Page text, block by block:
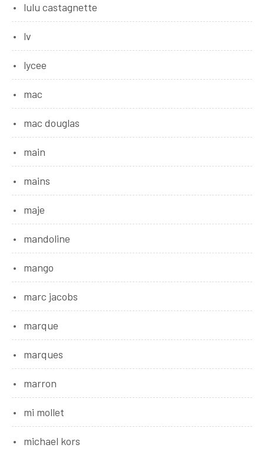
lulu castagnette
lv
lycee
mac
mac douglas
main
mains
maje
mandoline
mango
marc jacobs
marque
marques
marron
mi mollet
michael kors